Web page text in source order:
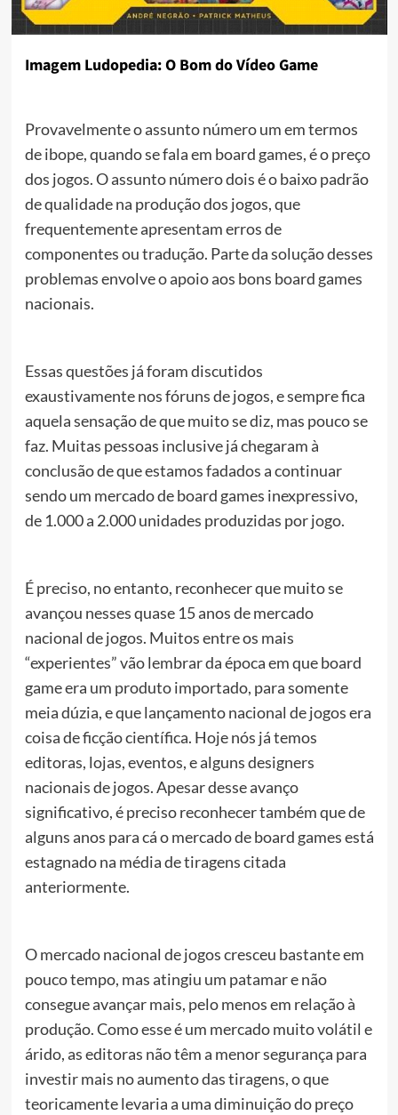
Imagem Ludopedia: O Bom do Vídeo Game
Provavelmente o assunto número um em termos
de ibope, quando se fala em board games, é o preço
dos jogos. O assunto número dois é o baixo padrão
de qualidade na produção dos jogos, que
frequentemente apresentam erros de
componentes ou tradução. Parte da solução desses
problemas envolve o apoio aos bons board games
nacionais.
Essas questões já foram discutidos
exaustivamente nos fóruns de jogos, e sempre fica
aquela sensação de que muito se diz, mas pouco se
faz. Muitas pessoas inclusive já chegaram à
conclusão de que estamos fadados a continuar
sendo um mercado de board games inexpressivo,
de 1.000 a 2.000 unidades produzidas por jogo.
É preciso, no entanto, reconhecer que muito se
avançou nesses quase 15 anos de mercado
nacional de jogos. Muitos entre os mais
“experientes” vão lembrar da época em que board
game era um produto importado, para somente
meia dúzia, e que lançamento nacional de jogos era
coisa de ficção científica. Hoje nós já temos
editoras, lojas, eventos, e alguns designers
nacionais de jogos. Apesar desse avanço
significativo, é preciso reconhecer também que de
alguns anos para cá o mercado de board games está
estagnado na média de tiragens citada
anteriormente.
O mercado nacional de jogos cresceu bastante em
pouco tempo, mas atingiu um patamar e não
consegue avançar mais, pelo menos em relação à
produção. Como esse é um mercado muito volátil e
árido, as editoras não têm a menor segurança para
investir mais no aumento das tiragens, o que
teoricamente levaria a uma diminuição do preço